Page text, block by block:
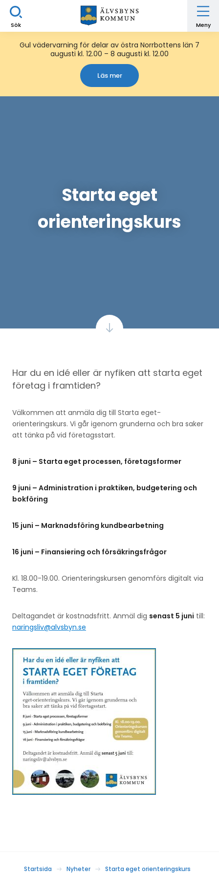
Sök Meny
Gul vädervarning för delar av östra Norrbottens län 7
augusti kl. 12.00 – 8 augusti kl. 12.00
Läs mer
Starta eget
orienteringskurs
Har du en idé eller är nyfiken att starta eget
företag i framtiden?
Välkommen att anmäla dig till Starta eget-
orienteringskurs. Vi går igenom grunderna och bra saker
att tänka på vid företagsstart.
8 juni – Starta eget processen, företagsformer
9 juni – Administration i praktiken, budgetering och
bokföring
15 juni – Marknadsföring kundbearbetning
16 juni – Finansiering och försäkringsfrågor
Kl. 18.00-19.00. Orienteringskursen genomförs digitalt via
Teams.
Deltagandet är kostnadsfritt. Anmäl dig senast 5 juni till:
naringsliv@alvsbyn.se
Startsida Nyheter Starta eget orienteringskurs